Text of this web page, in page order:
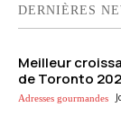
DERNIÈRES
Meilleur
de Toronto
Adresses gourmandes